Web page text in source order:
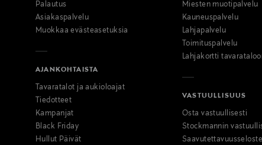
Palautus
Asiakaspalvelu
Muokkaa evästeasetuksia
AJANKOHTAISTA
Tavaratalot ja aukioloajat
Tiedotteet
Kampanjat
Black Friday
Hullut Päivät
Miesten muotipalvelu
Kauneuspalvelu
Lahjapalvelu
Toimituspalvelu
Lahjakortti
VASTUULLISUUS
Osta vastuullisesti
Stockmannin
Saavutettavuusseloste